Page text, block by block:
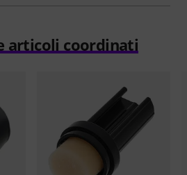
articoli coordinati